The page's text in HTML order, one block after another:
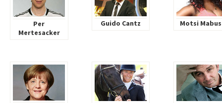
Per
Mertesacker
Guido Cantz Motsi